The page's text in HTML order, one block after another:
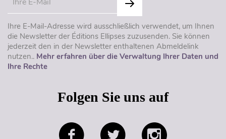
Ihre E-Mail-Adresse wird ausschließlich verwendet, um Ihnen
die Newsletter der Éditions Ellipses zuzusenden. Sie können
jederzeit den in der Newsletter enthaltenen Abmeldelink
nutzen.. Mehr erfahren über die Verwaltung Ihrer Daten und
Ihre Rechte
Folgen Sie uns auf